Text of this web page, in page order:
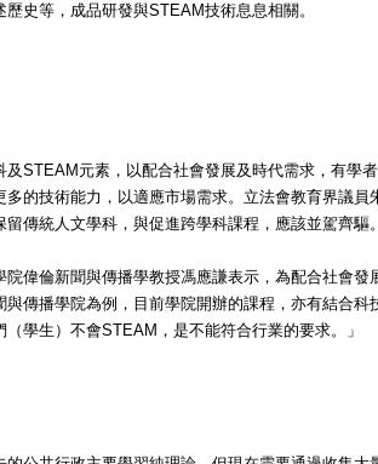
史等，成品研發與STEAM技術息息相關。
STEAM元素，以配合社會發展及時代需求，有學
的技術能力，以適應市場需求。立法會教育界議員
傳統人文學科，與促進跨學科課程，應該並駕齊驅。
偉倫新聞與傳播學教授馮應謙表示，為配合社會發
傳播學院為例，目前學院開辦的課程，亦有結合科
學生）不會STEAM，是不能符合行業的要求。」